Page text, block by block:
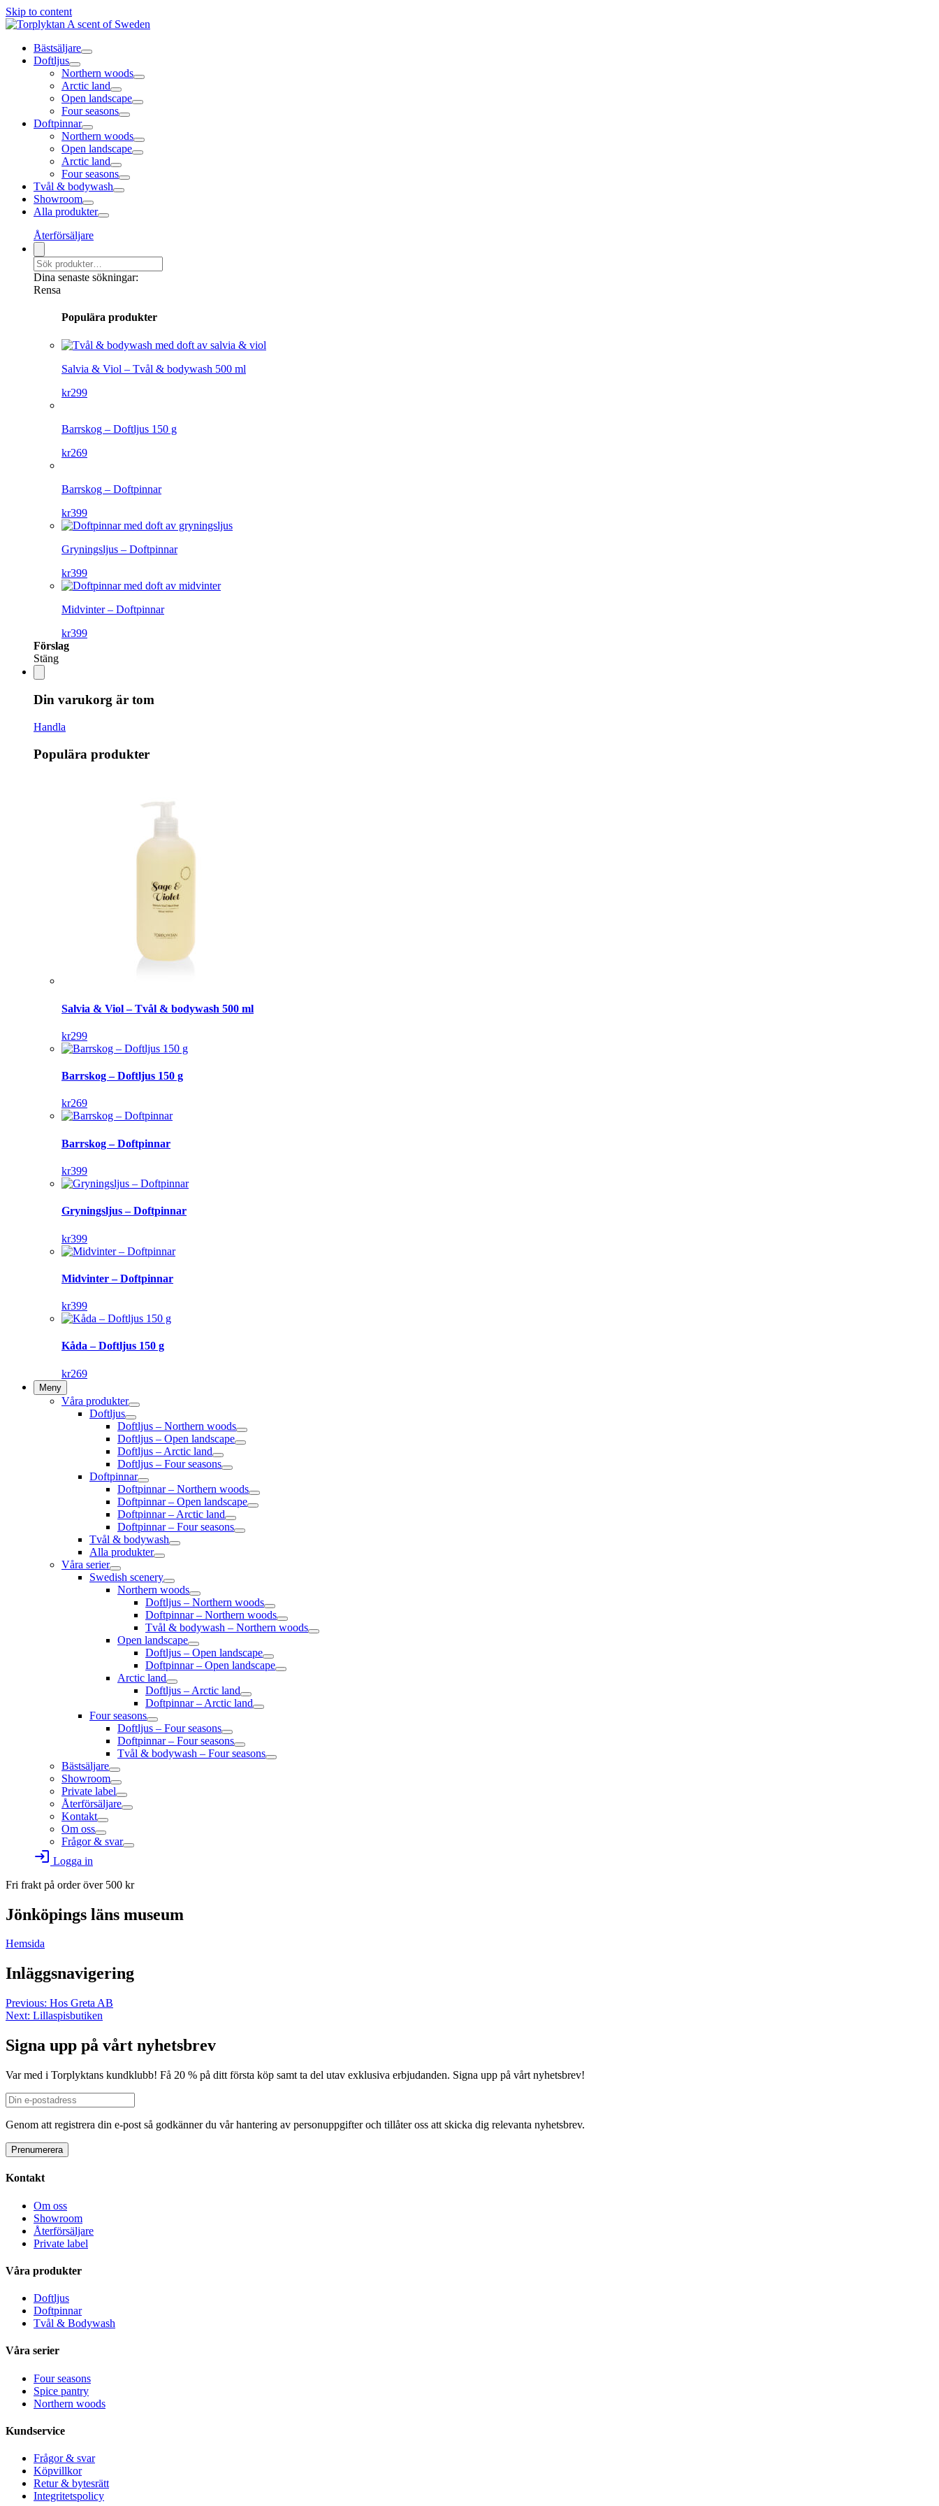
Skip to content
Bästsäljare
Doftljus
Northern woods
Arctic land
Open landscape
Four seasons
Doftpinnar
Northern woods
Open landscape
Arctic land
Four seasons
Tvål & bodywash
Showroom
Alla produkter
Återförsäljare
Dina senaste sökningar:
Rensa
Populära produkter
Salvia & Viol – Tvål & bodywash 500 ml
kr299
Barrskog – Doftljus 150 g
kr269
Barrskog – Doftpinnar
kr399
Gryningsljus – Doftpinnar
kr399
Midvinter – Doftpinnar
kr399
Förslag
Stäng
Din varukorg är tom
Handla
Populära produkter
Salvia & Viol – Tvål & bodywash 500 ml
kr299
Barrskog – Doftljus 150 g
kr269
Barrskog – Doftpinnar
kr399
Gryningsljus – Doftpinnar
kr399
Midvinter – Doftpinnar
kr399
Kåda – Doftljus 150 g
kr269
Meny
Våra produkter
Doftljus
Doftljus – Northern woods
Doftljus – Open landscape
Doftljus – Arctic land
Doftljus – Four seasons
Doftpinnar
Doftpinnar – Northern woods
Doftpinnar – Open landscape
Doftpinnar – Arctic land
Doftpinnar – Four seasons
Tvål & bodywash
Alla produkter
Våra serier
Swedish scenery
Northern woods
Doftljus – Northern woods
Doftpinnar – Northern woods
Tvål & bodywash – Northern woods
Open landscape
Doftljus – Open landscape
Doftpinnar – Open landscape
Arctic land
Doftljus – Arctic land
Doftpinnar – Arctic land
Four seasons
Doftljus – Four seasons
Doftpinnar – Four seasons
Tvål & bodywash – Four seasons
Bästsäljare
Showroom
Private label
Återförsäljare
Kontakt
Om oss
Frågor & svar
login Logga in
Fri frakt på order över 500 kr
Jönköpings läns museum
Hemsida
Inläggsnavigering
Previous: Hos Greta AB
Next: Lillaspisbutiken
Signa upp på vårt nyhetsbrev
Var med i Torplyktans kundklubb! Få 20 % på ditt första köp samt ta del utav exklusiva erbjudanden. Signa upp på vårt nyhetsbrev!
Genom att registrera din e-post så godkänner du vår hantering av personuppgifter och tillåter oss att skicka dig relevanta nyhetsbrev.
Kontakt
Om oss
Showroom
Återförsäljare
Private label
Våra produkter
Doftljus
Doftpinnar
Tvål & Bodywash
Våra serier
Four seasons
Spice pantry
Northern woods
Kundservice
Frågor & svar
Köpvillkor
Retur & bytesrätt
Integritetspolicy